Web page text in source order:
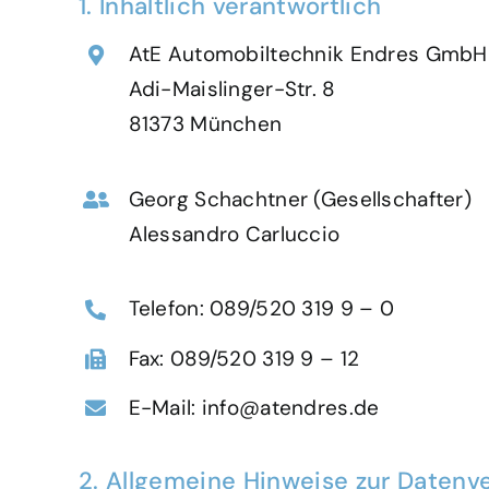
AtE Automobiltechnik Endres GmbH
Adi-Maislinger-Str. 8
81373 München
Georg Schachtner (Gesellschafter)
Alessandro Carluccio
Telefon: 089/520 319 9 – 0
Fax: 089/520 319 9 – 12
E-Mail: info@atendres.de
2. Allgemeine Hinweise zur